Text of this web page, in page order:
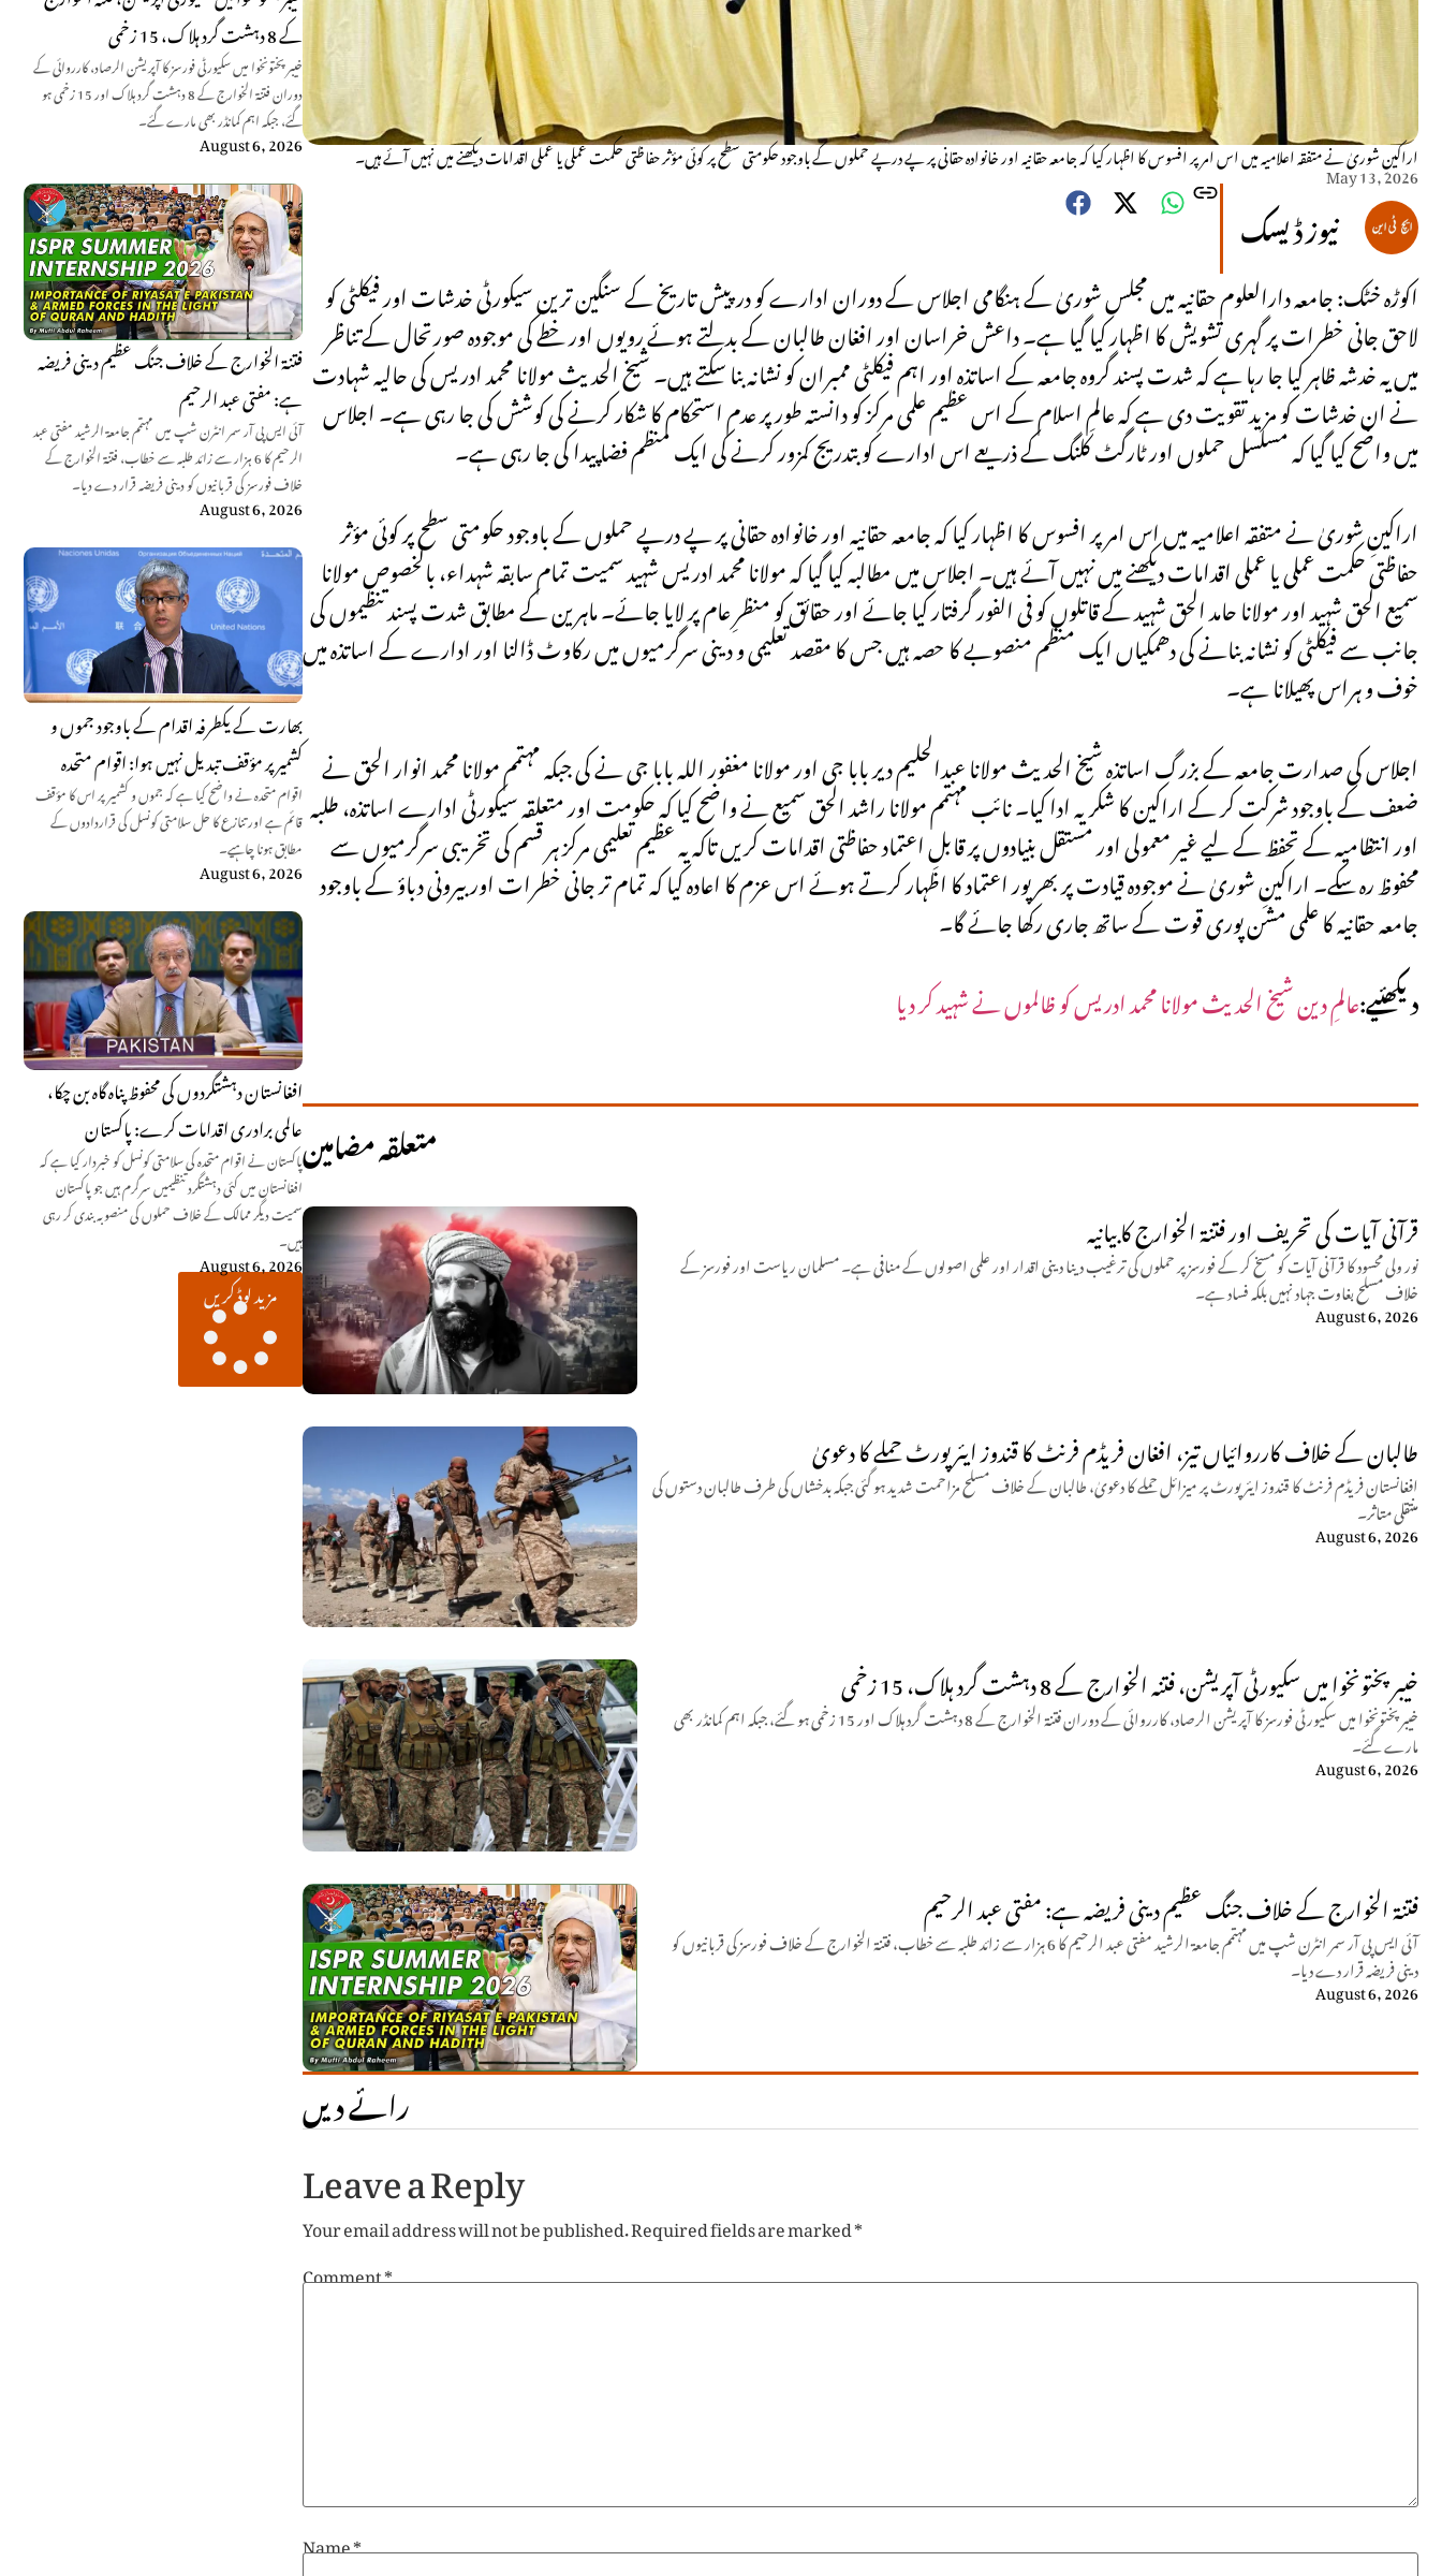
کے 8 دہشت گرد ہلاک، 15 زخمی
خیبر پختونخوا میں سکیورٹی فورسز کا آپریشن الرصاد، کارروائی کے
دوران فتنۃ الخوارج کے 8 دہشت گرد ہلاک اور 15 زخمی ہو
گئے، جبکہ اہم کمانڈر بھی مارے گئے۔
August 6, 2026
فتنۃ الخوارج کے خلاف جنگ عظیم دینی فریضہ
ہے: مفتی عبد الرحیم
آئی ایس پی آر سمر انٹرن شپ میں مہتمم جامعۃ الرشید مفتی عبد
الرحیم کا 6 ہزار سے زائد طلبہ سے خطاب، فتنۃ الخوارج کے
خلاف فورسز کی قربانیوں کو دینی فریضہ قرار دے دیا۔
August 6, 2026
بھارت کے یکطرفہ اقدام کے باوجود جموں و
کشمیر پر مؤقف تبدیل نہیں ہوا: اقوام متحدہ
اقوام متحدہ نے واضح کیا ہے کہ جموں و کشمیر پر اس کا مؤقف
قائم ہے اور تنازع کا حل سلامتی کونسل کی قراردادوں کے
مطابق ہونا چاہیے۔
August 6, 2026
افغانستان دہشتگردوں کی محفوظ پناہ گاہ بن چکا،
عالمی برادری اقدامات کرے: پاکستان
پاکستان نے اقوام متحدہ کی سلامتی کونسل کو خبردار کیا ہے کہ
افغانستان میں کئی دہشتگرد تنظیمیں سرگرم ہیں جو پاکستان
سمیت دیگر ممالک کے خلاف حملوں کی منصوبہ بندی کر رہی
ہیں۔
August 6, 2026
مزید لوڈ کریں
اراکینِ شوریٰ نے متفقہ اعلامیہ میں اس امر پر افسوس کا اظہار کیا کہ جامعہ حقانیہ اور خانوادہ حقانی پر پے درپے حملوں کے باوجود حکومتی سطح پر کوئی مؤثر حفاظتی حکمت عملی یا عملی اقدامات دیکھنے میں نہیں آئے ہیں۔
May 13, 2026
نیوز ڈیسک
اکوڑہ خٹک: جامعہ دارالعلوم حقانیہ میں مجلس شوریٰ کے ہنگامی اجلاس کے دوران ادارے کو درپیش تاریخ کے سنگین ترین سیکورٹی خدشات اور فیکلٹی کو
لاحق جانی خطرات پر گہری تشویش کا اظہار کیا گیا ہے۔ داعش خراسان اور افغان طالبان کے بدلتے ہوئے رویوں اور خطے کی موجودہ صورتحال کے تناظر
میں یہ خدشہ ظاہر کیا جا رہا ہے کہ شدت پسند گروہ جامعہ کے اساتذہ اور اہم فیکلٹی ممبران کو نشانہ بنا سکتے ہیں۔ شیخ الحدیث مولانا محمد ادریس کی حالیہ شہادت
نے ان خدشات کو مزید تقویت دی ہے کہ عالمِ اسلام کے اس عظیم علمی مرکز کو دانستہ طور پر عدم استحکام کا شکار کرنے کی کوشش کی جا رہی ہے۔ اجلاس
میں واضح کیا گیا کہ مسلسل حملوں اور ٹارگٹ کلنگ کے ذریعے اس ادارے کو بتدریج کمزور کرنے کی ایک منظم فضا پیدا کی جا رہی ہے۔
اراکینِ شوریٰ نے متفقہ اعلامیہ میں اس امر پر افسوس کا اظہار کیا کہ جامعہ حقانیہ اور خانوادہ حقانی پر پے درپے حملوں کے باوجود حکومتی سطح پر کوئی مؤثر
حفاظتی حکمت عملی یا عملی اقدامات دیکھنے میں نہیں آئے ہیں۔ اجلاس میں مطالبہ کیا گیا کہ مولانا محمد ادریس شہید سمیت تمام سابقہ شہداء، بالخصوص مولانا
سمیع الحق شہید اور مولانا حامد الحق شہید کے قاتلوں کو فی الفور گرفتار کیا جائے اور حقائق کو منظرِ عام پر لایا جائے۔ ماہرین کے مطابق شدت پسند تنظیموں کی
جانب سے فیکلٹی کو نشانہ بنانے کی دھمکیاں ایک منظم منصوبے کا حصہ ہیں جس کا مقصد تعلیمی و دینی سرگرمیوں میں رکاوٹ ڈالنا اور ادارے کے اساتذہ میں
خوف و ہراس پھیلانا ہے۔
اجلاس کی صدارت جامعہ کے بزرگ اساتذہ شیخ الحدیث مولانا عبدالحلیم دیر بابا جی اور مولانا مغفور اللہ بابا جی نے کی جبکہ مہتمم مولانا محمد انوار الحق نے
ضعف کے باوجود شرکت کر کے اراکین کا شکریہ ادا کیا۔ نائب مہتمم مولانا راشد الحق سمیع نے واضح کیا کہ حکومت اور متعلقہ سیکورٹی ادارے اساتذہ، طلبہ
اور انتظامیہ کے تحفظ کے لیے غیر معمولی اور مستقل بنیادوں پر قابلِ اعتماد حفاظتی اقدامات کریں تاکہ یہ عظیم تعلیمی مرکز ہر قسم کی تخریبی سرگرمیوں سے
محفوظ رہ سکے۔ اراکینِ شوریٰ نے موجودہ قیادت پر بھرپور اعتماد کا اظہار کرتے ہوئے اس عزم کا اعادہ کیا کہ تمام تر جانی خطرات اور بیرونی دباؤ کے باوجود
جامعہ حقانیہ کا علمی مشن پوری قوت کے ساتھ جاری رکھا جائے گا۔
دیکھئیے:عالمِ دین شیخ الحدیث مولانا محمد ادریس کو ظالموں نے شہید کر دیا
متعلقہ مضامین
قرآنی آیات کی تحریف اور فتنۃ الخوارج کا بیانیہ
نور ولی محسود کا قرآنی آیات کو مسخ کر کے فورسز پر حملوں کی ترغیب دینا دینی اقدار اور علمی اصولوں کے منافی ہے۔ مسلمان ریاست اور فورسز کے
خلاف مسلح بغاوت جہاد نہیں بلکہ فساد ہے۔
August 6, 2026
طالبان کے خلاف کارروائیاں تیز، افغان فریڈم فرنٹ کا قندوز ایئرپورٹ حملے کا دعویٰ
افغانستان فریڈم فرنٹ کا قندوز ایئرپورٹ پر میزائل حملے کا دعویٰ، طالبان کے خلاف مسلح مزاحمت شدید ہو گئی جبکہ بدخشاں کی طرف طالبان دستوں کی
منتقلی متاثر۔
August 6, 2026
خیبر پختونخوا میں سکیورٹی آپریشن، فتنہ الخوارج کے 8 دہشت گرد ہلاک، 15 زخمی
خیبر پختونخوا میں سکیورٹی فورسز کا آپریشن الرصاد، کارروائی کے دوران فتنۃ الخوارج کے 8 دہشت گرد ہلاک اور 15 زخمی ہو گئے، جبکہ اہم کمانڈر بھی
مارے گئے۔
August 6, 2026
فتنۃ الخوارج کے خلاف جنگ عظیم دینی فریضہ ہے: مفتی عبد الرحیم
آئی ایس پی آر سمر انٹرن شپ میں مہتمم جامعۃ الرشید مفتی عبد الرحیم کا 6 ہزار سے زائد طلبہ سے خطاب، فتنۃ الخوارج کے خلاف فورسز کی قربانیوں کو
دینی فریضہ قرار دے دیا۔
August 6, 2026
رائے دیں
Leave a Reply
Your email address will not be published.Required fields are marked*
Comment*
Name*